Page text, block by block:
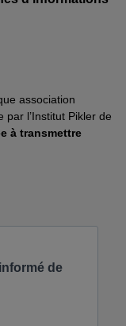
association
l’Institut Pikler de
à transmettre